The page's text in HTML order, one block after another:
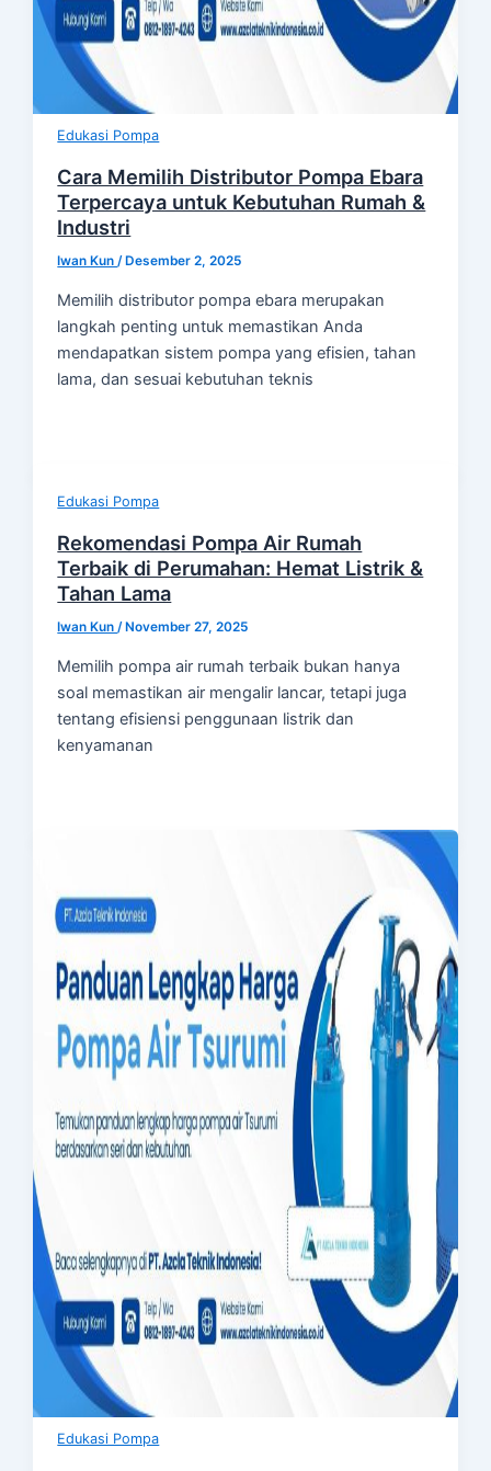
Edukasi Pompa
Cara Memilih Distributor Pompa Ebara
Terpercaya untuk Kebutuhan Rumah &
Industri
Iwan Kun/ Desember 2, 2025
Memilih distributor pompa ebara merupakan
langkah penting untuk memastikan Anda
mendapatkan sistem pompa yang efisien, tahan
lama, dan sesuai kebutuhan teknis
Edukasi Pompa
Rekomendasi Pompa Air Rumah
Terbaik di Perumahan: Hemat Listrik &
Tahan Lama
Iwan Kun/ November 27, 2025
Memilih pompa air rumah terbaik bukan hanya
soal memastikan air mengalir lancar, tetapi juga
tentang efisiensi penggunaan listrik dan
kenyamanan
Edukasi Pompa